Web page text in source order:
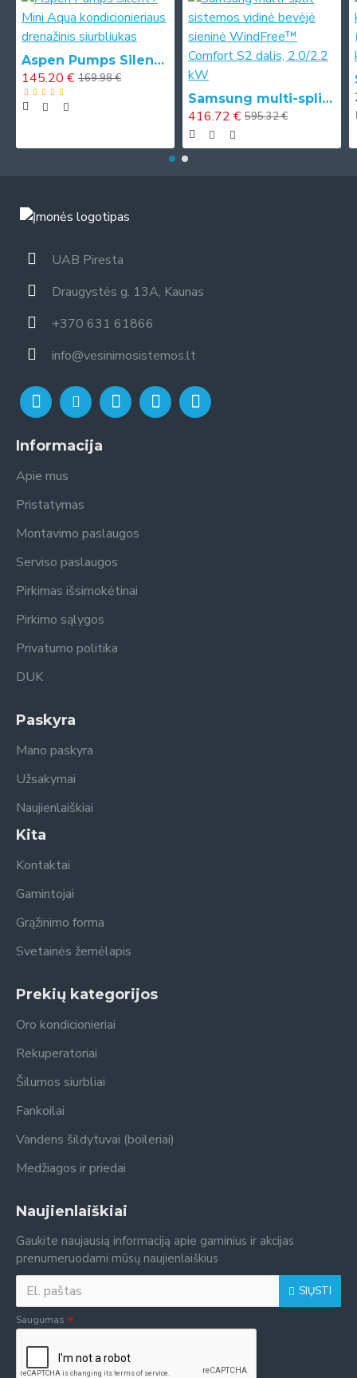
Aspen Pumps Silent+ Mini Aqua kondicionieriaus drenažinis siurbliukas
145.20 € 169.98 €
Samsung multi-split sistemos vidinė bevėjė sieninė WindFree™ Comfort S2 dalis, 2.0/2.2 kW
416.72 € 595.32 €
UAB Piresta
Draugystės g. 13A, Kaunas
+370 631 61866
info@vesinimosistemos.lt
Informacija
Apie mus
Pristatymas
Montavimo paslaugos
Serviso paslaugos
Pirkimas išsimokėtinai
Pirkimo sąlygos
Privatumo politika
DUK
Paskyra
Mano paskyra
Užsakymai
Naujienlaiškiai
Kita
Kontaktai
Gamintojai
Grąžinimo forma
Svetainės žemėlapis
Prekių kategorijos
Oro kondicionieriai
Rekuperatoriai
Šilumos siurbliai
Fankoilai
Vandens šildytuvai (boileriai)
Medžiagos ir priedai
Naujienlaiškiai
Gaukite naujausią informaciją apie gaminius ir akcijas
prenumeruodami mūsų naujienlaiškius
SIŲSTI
Saugumas